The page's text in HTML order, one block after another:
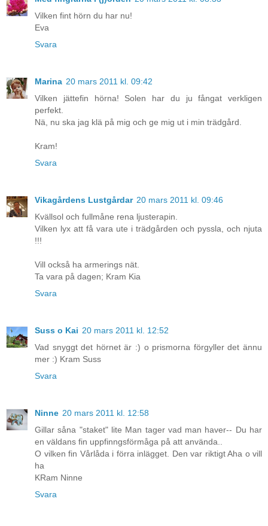
Vilken fint hörn du har nu!
Eva
Svara
Marina 20 mars 2011 kl. 09:42
Vilken jättefin hörna! Solen har du ju fångat verkligen
perfekt.
Nä, nu ska jag klä på mig och ge mig ut i min trädgård.
Kram!
Svara
Vikagårdens Lustgårdar 20 mars 2011 kl. 09:46
Kvällsol och fullmåne rena ljusterapin.
Vilken lyx att få vara ute i trädgården och pyssla, och njuta
!!!
Vill också ha armerings nät.
Ta vara på dagen; Kram Kia
Svara
Suss o Kai 20 mars 2011 kl. 12:52
Vad snyggt det hörnet är :) o prismorna förgyller det ännu
mer :) Kram Suss
Svara
Ninne 20 mars 2011 kl. 12:58
Gillar såna "staket" lite Man tager vad man haver-- Du har
en väldans fin uppfinngsförmåga på att använda..
O vilken fin Vårlåda i förra inlägget. Den var riktigt Aha o vill
ha
KRam Ninne
Svara